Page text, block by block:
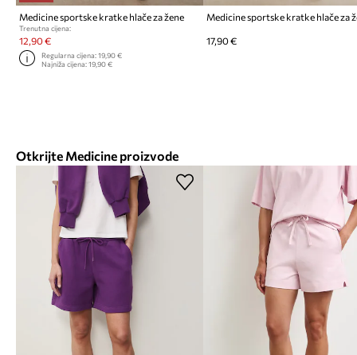
Medicine sportske kratke hlače za žene
Trenutna cijena:
12,90 €
Regularna cijena:19,90 €
Najniža cijena:19,90 €
17,90 €
Otkrijte Medicine proizvode